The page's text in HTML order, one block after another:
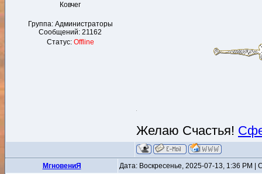
Ковчег
Группа: Администраторы
Сообщений: 21162
Статус: Offline
Желаю Счастья!
MгновениЯ Дата: Воскресенье, 2025-07-13, 1:36 PM